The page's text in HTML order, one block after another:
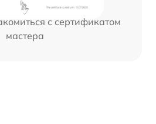
с сертификатом
мастера